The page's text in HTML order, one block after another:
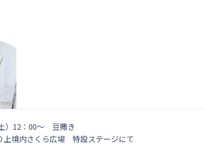
）12：00～ 豆撒き
上境内さくら広場 特設ステージにて